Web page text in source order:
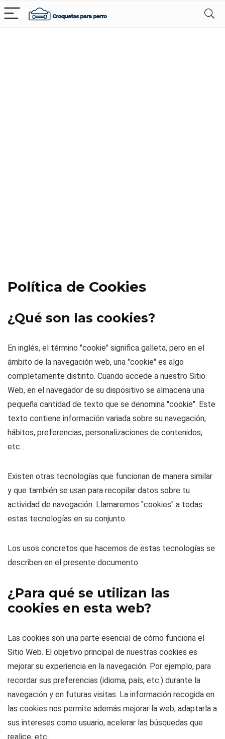
Política de Cookies
¿Qué son las cookies?
En inglés, el término "cookie" significa galleta, pero en el
ámbito de la navegación web, una "cookie" es algo
completamente distinto. Cuando accede a nuestro Sitio
Web, en el navegador de su dispositivo se almacena una
pequeña cantidad de texto que se denomina "cookie". Este
texto contiene información variada sobre su navegación,
hábitos, preferencias, personalizaciones de contenidos,
etc...
Existen otras tecnologías que funcionan de manera similar
y que también se usan para recopilar datos sobre tu
actividad de navegación. Llamaremos "cookies" a todas
estas tecnologías en su conjunto.
Los usos concretos que hacemos de estas tecnologías se
describen en el presente documento.
¿Para qué se utilizan las
cookies en esta web?
Las cookies son una parte esencial de cómo funciona el
Sitio Web. El objetivo principal de nuestras cookies es
mejorar su experiencia en la navegación. Por ejemplo, para
recordar sus preferencias (idioma, país, etc.) durante la
navegación y en futuras visitas. La información recogida en
las cookies nos permite además mejorar la web, adaptarla a
sus intereses como usuario, acelerar las búsquedas que
realice, etc..